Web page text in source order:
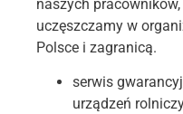
naszych
uczęszczamy w
Polsce i zagranicą.
serwis
urządzeń